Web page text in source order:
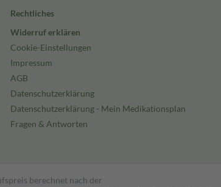
Rechtliches
Widerruf erklären
Cookie-Einstellungen
Impressum
AGB
Datenschutzerklärung
Datenschutzerklärung - Mein Medikationsplan
Fragen & Antworten
berechnet nach der